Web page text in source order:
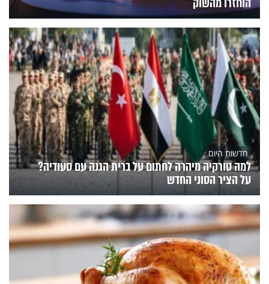
חדשות היום
למה טורקיה מיהרה לחתום על ברית הגנה עם סעודיה?
על הציר הסוני החדש